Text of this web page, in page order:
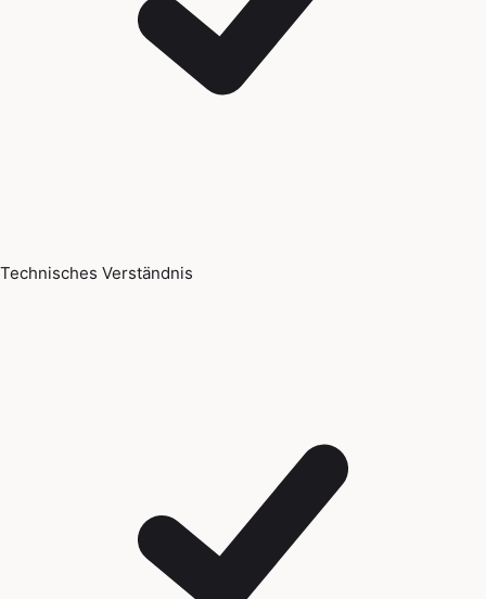
Technisches Verständnis